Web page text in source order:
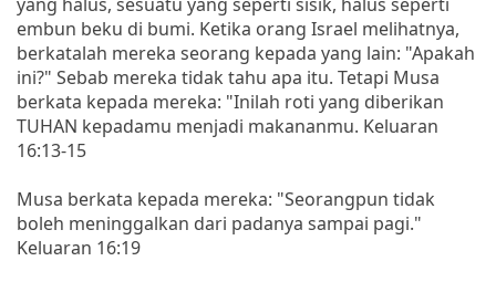
embun beku di bumi. Ketika orang Israel melihatnya,
berkatalah mereka seorang kepada yang lain: "Apakah
ini?" Sebab mereka tidak tahu apa itu. Tetapi Musa
berkata kepada mereka: "Inilah roti yang diberikan
TUHAN kepadamu menjadi makananmu. Keluaran
16:13-15
Musa berkata kepada mereka: "Seorangpun tidak
boleh meninggalkan dari padanya sampai pagi."
Keluaran 16:19